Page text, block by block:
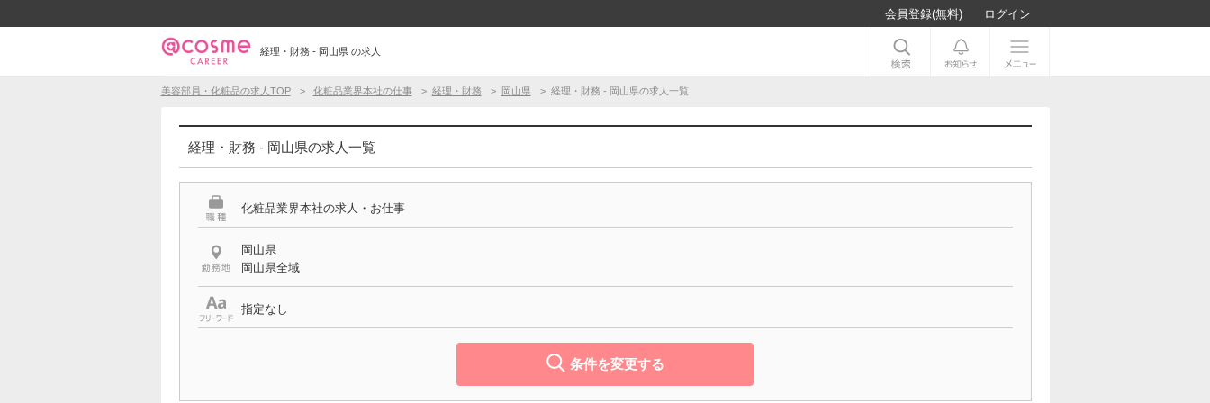
会員登録(無料) ログイン
経理・財務 - 岡山県 の求人
美容部員・化粧品の求人TOP 化粧品業界本社の仕事 経理・財務 岡山県 経理・財務 - 岡山県の求人一覧
経理・財務 - 岡山県の求人一覧
化粧品業界本社の求人・お仕事
岡山県
岡山県全域
指定なし
条件を変更する